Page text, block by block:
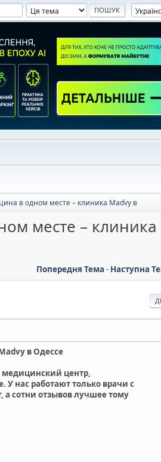
в одном месте – клиника Madvy в
месте – клиника
Попередня Тема - Наступна
в Одессе
медицинский центр,
нас работают только врачи с
сотни отзывов лучшее тому